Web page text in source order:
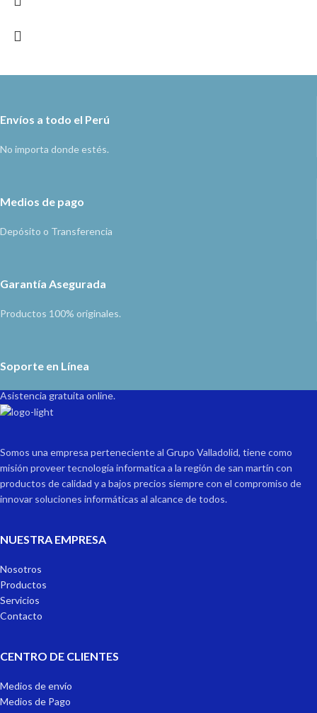
Envíos a todo el Perú
No importa donde estés.
Medios de pago
Depósito o Transferencia
Garantía Asegurada
Productos 100% originales.
Soporte en Línea
Asistencia gratuita online.
Somos una empresa perteneciente al Grupo Valladolid, tiene como
misión proveer tecnología informatica a la región de san martín con
productos de calidad y a bajos precios siempre con el compromiso de
innovar soluciones informáticas al alcance de todos.
NUESTRA EMPRESA
Nosotros
Productos
Servicios
Contacto
CENTRO DE CLIENTES
Medios de envío
Medios de Pago